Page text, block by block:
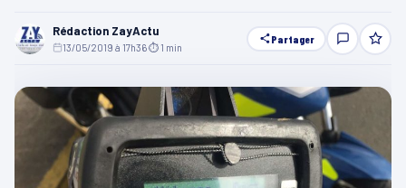
Rédaction ZayActu
13/05/2019 à 17h36⏱ 1 min
Partager